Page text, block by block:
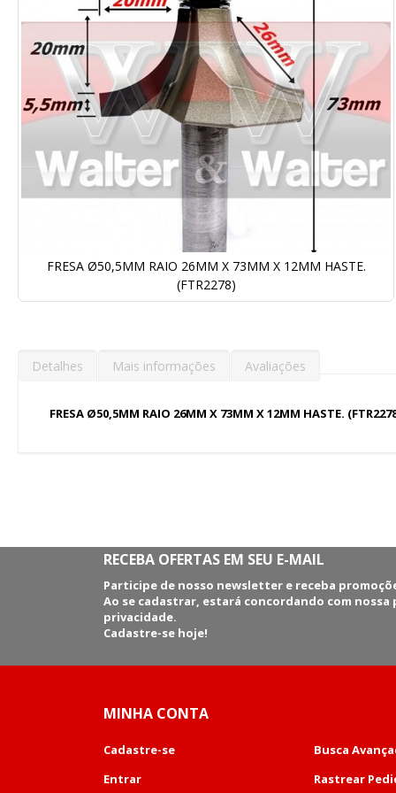
de
imagens
FRESA Ø50,5MM RAIO 26MM X 73MM X 12MM HASTE.
(FTR2278)
início
imagens
Detalhes
FRESA Ø50,5MM RAIO 26MM X 73MM X 12MM HASTE.
Mais informações Avaliações
RECEBA OFERTAS EM SEU E-MAIL
Participe de nosso newsletter e receba
Ao se cadastrar, estará concordando com nossa
privacidade.
Cadastre-se hoje!
MINHA CONTA
Cadastre-se
Entrar
Busca
Rastrear